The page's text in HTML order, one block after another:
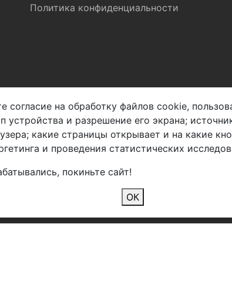
Политика конфиденциальности
Мы в соц. сетях
согласие на обработку файлов cookie,
и разрешение его экрана;
какие страницы открывает и на какие
и проведения статистических
покиньте сайт!
ОК